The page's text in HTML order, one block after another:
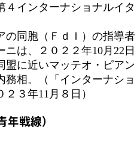
４インターナショナルイタ
の同胞（ＦｄＩ）の指導者
は、２０２２年10月22日
盟に近いマッテオ・ピアン
務相。（「インターナショ
３年11月８日）
戦線）